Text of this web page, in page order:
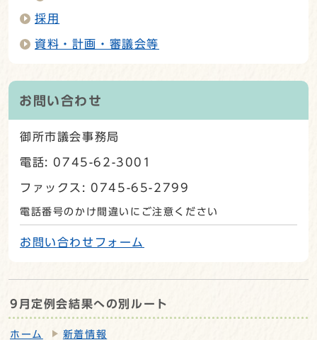
採用
資料・計画・審議会等
お問い合わせ
御所市議会事務局
電話: 0745-62-3001
ファックス: 0745-65-2799
電話番号のかけ間違いにご注意ください
お問い合わせフォーム
9月定例会結果への別ルート
ホーム 新着情報